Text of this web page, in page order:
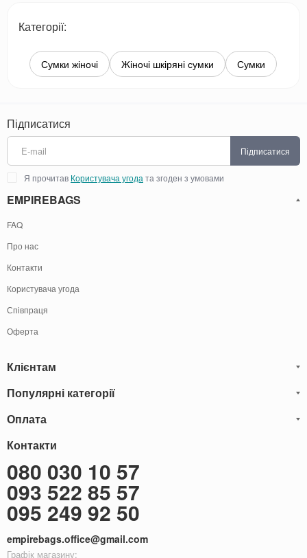
Категорії:
Сумки жіночі Жіночі шкіряні сумки Сумки
Підписатися
Підписатися
Я прочитав Користувача угода та згоден з умовами
EMPIREBAGS
FAQ
Про нас
Контакти
Користувача угода
Співпраця
Оферта
Клієнтам
Блог
Обмін та Повернення
Карта сайту
Бонуси
Доставка за кордон
Популярні категорії
Чоловічі шкіряні сумки
Саквояжі
Чоловічі шкіряні гаманці
Чоловічі клатчі
Жіночі сумки
Жіночі шкіряні сумки
Оплата
Оплату товарів можна
здійснити
Готівкою
Оплата при отриманні
Через термінал (Тільки самовивіз)
Оплата на розрахунковий рахунок ФОП 2-а група (без ПДВ)
Контакти
080 030 10 57
093 522 85 57
095 249 92 50
empirebags.office@gmail.com
Графік магазину: